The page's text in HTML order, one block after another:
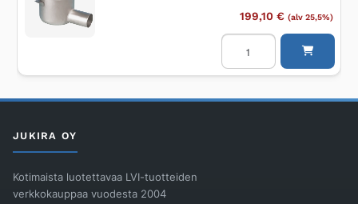
199,10 € (alv 25,5%)
Lattiakaivo
PURUS
Sigyn
50
JUKIRA OY
Kotimaista luotettavaa LVI-tuotteiden
verkkokauppaa vuodesta 2004